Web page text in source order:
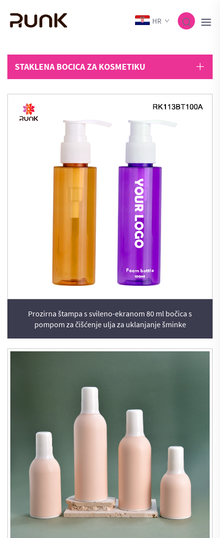
HR
STAKLENA BOCICA ZA KOSMETIKU
Prozirna štampa s svileno-ekranom 80 ml bočica s
pompom za čišćenje ulja za uklanjanje šminke